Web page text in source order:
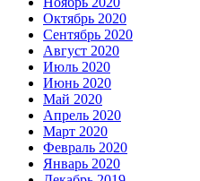
Октябрь 2020
Сентябрь 2020
Август 2020
Июль 2020
Июнь 2020
Май 2020
Апрель 2020
Март 2020
Февраль 2020
Январь 2020